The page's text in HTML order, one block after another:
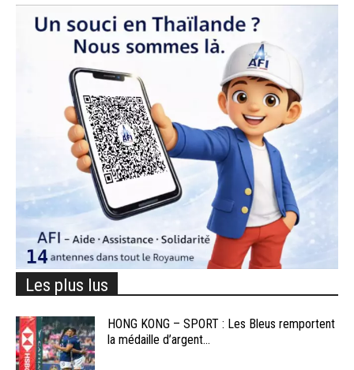
Les plus lus
HONG KONG – SPORT : Les Bleus remportent
la médaille d’argent...